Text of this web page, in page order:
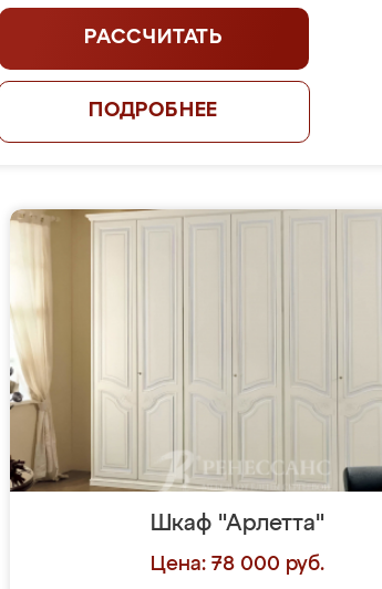
РАССЧИТАТЬ
ПОДРОБНЕЕ
Шкаф "Арлетта"
Цена: 78 000 руб.